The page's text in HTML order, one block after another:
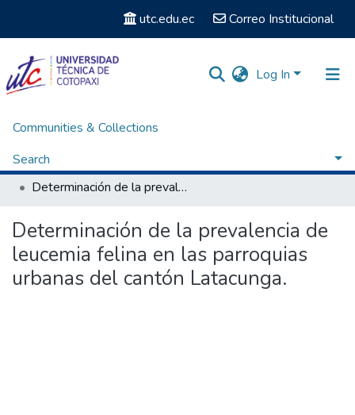
utc.edu.ec Correo Institucional
Log In
Communities & Collections
Search
Statistics
Home
Titulación - Medicina Veterinaria
Determinación de la prevalencia de leucemia felina en las parroquias urbanas del cantón Latacunga.
Determinación de la prevalencia de
leucemia felina en las parroquias
urbanas del cantón Latacunga.